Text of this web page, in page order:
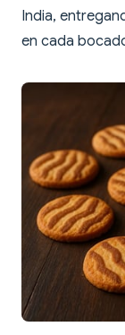
India,
en cada